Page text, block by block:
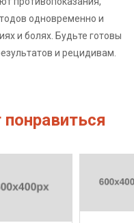
одновременно и
и болях. Будьте готовы
и рецидивам.